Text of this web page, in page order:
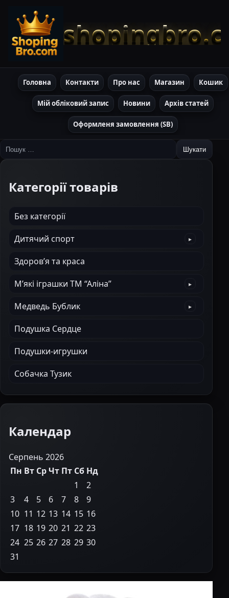
Головна Контакти Про нас Магазин Кошик
Мій обліковий запис Новини Архів статей
Оформленя замовлення (SB)
Пошук:
Категорії товарів
Без категорії
Дитячий спорт
Здоров’я та краса
М’які іграшки ТМ “Аліна”
Медведь Бублик
Подушка Сердце
Подушки-игрушки
Собачка Тузик
Календар
Серпень 2026
Пн Вт СрЧт Пт Сб Нд
1
2
3
4 5 6 7 8
9
10 11 12 13 14 15 16
17 18 19 20 21 22 23
24 25 26 27 28 29 30
31